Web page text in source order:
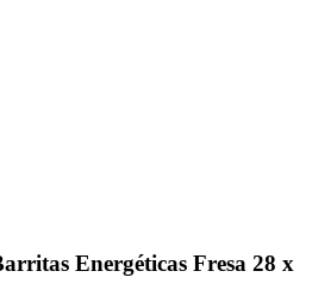
Energéticas Fresa 28 x